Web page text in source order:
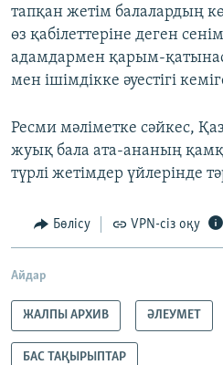
тапқан жетім балалардың
өз қабілеттеріне деген
адамдармен қарым-
мен ішімдікке әуестігі
Ресми мәліметке сәйкес,
жуық бала ата-ананың
түрлі жетімдер үйлерінде
Бөлісу VPN-сіз оқу
Айдар
ЖАЛПЫ АРХИВ ӘЛЕУМЕТ
БАС ТАҚЫРЫПТАР